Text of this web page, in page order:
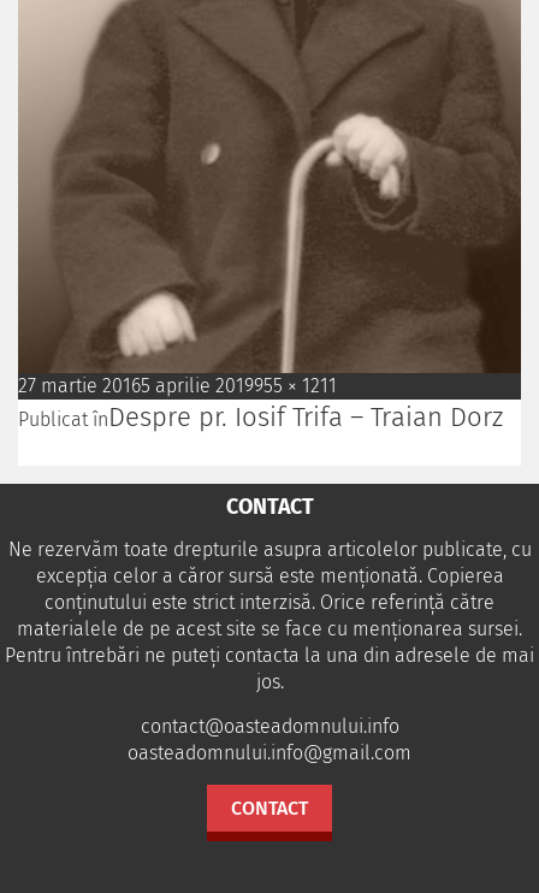
27 martie 20165 aprilie 2019955 × 1211
Publicat înDespre pr. Iosif Trifa – Traian Dorz
CONTACT
Ne rezervăm toate drepturile asupra articolelor publicate, cu
excepția celor a căror sursă este menționată. Copierea
conținutului este strict interzisă. Orice referință către
materialele de pe acest site se face cu menționarea sursei.
Pentru întrebări ne puteţi contacta la una din adresele de mai
jos.
contact@oasteadomnului.info
oasteadomnului.info@gmail.com
CONTACT